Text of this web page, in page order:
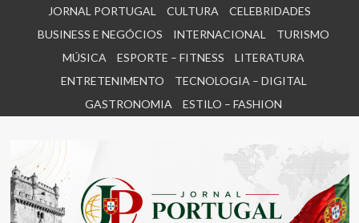
JORNAL PORTUGAL CULTURA
CELEBRIDADES
BUSINESS E NEGÓCIOS
INTERNACIONAL
TURISMO
MÚSICA
ESPORTE – FITNESS
LITERATURA
ENTRETENIMENTO
TECNOLOGIA – DIGITAL
GASTRONOMIA
ESTILO – FASHION